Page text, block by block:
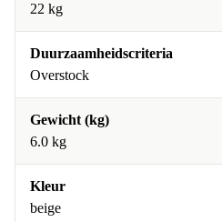
22 kg
Duurzaamheidscriteria
Overstock
Gewicht (kg)
6.0 kg
Kleur
beige